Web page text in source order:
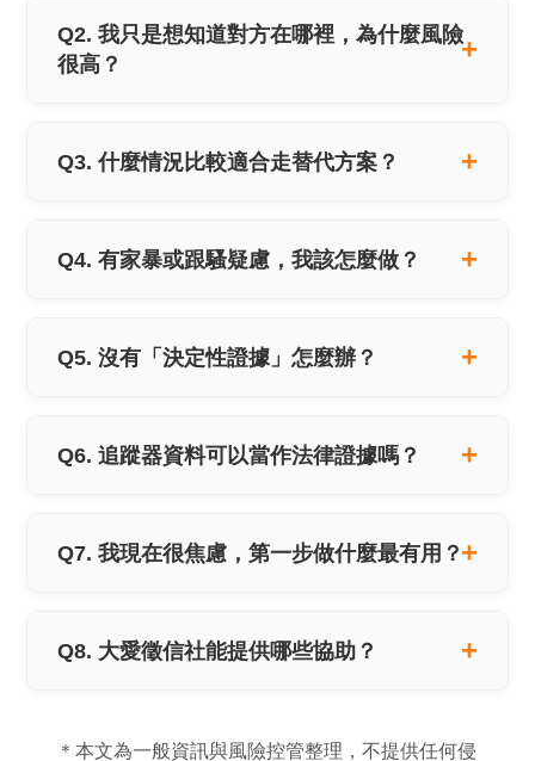
Q2. 我只是想知道對方在哪裡，為什麼風險
很高？
Q3. 什麼情況比較適合走替代方案？
Q4. 有家暴或跟騷疑慮，我該怎麼做？
Q5. 沒有「決定性證據」怎麼辦？
Q6. 追蹤器資料可以當作法律證據嗎？
Q7. 我現在很焦慮，第一步做什麼最有用？
Q8. 大愛徵信社能提供哪些協助？
＊本文為一般資訊與風險控管整理，不提供任何侵